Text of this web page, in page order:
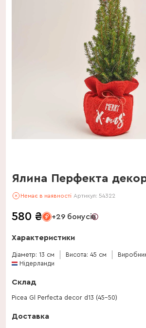
Ялина Перфекта
Немає в наявності Артикул: 54322
580 ₴ +29 бонусів
Характеристики
Діаметр: 13 см Висота: 45 см
Нідерланди
Склад
Picea Gl Perfecta decor d13 (45-50)
Доставка